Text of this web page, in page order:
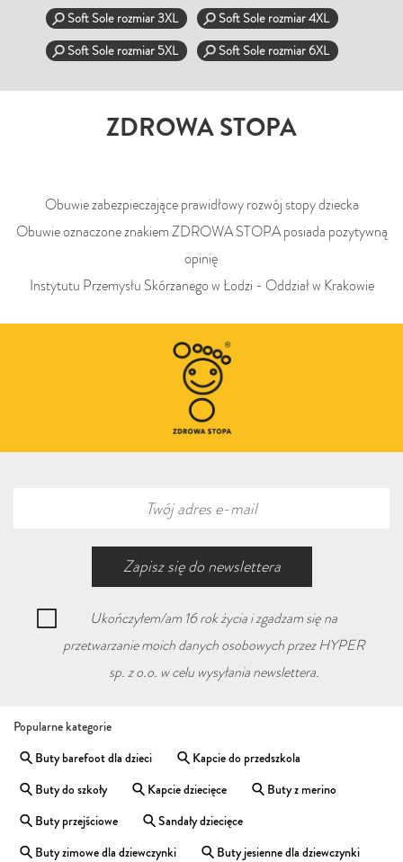
Soft Sole rozmiar 3XL
Soft Sole rozmiar 4XL
Soft Sole rozmiar 5XL
Soft Sole rozmiar 6XL
ZDROWA STOPA
Obuwie zabezpieczające prawidłowy rozwój stopy dziecka
Obuwie oznaczone znakiem ZDROWA STOPA posiada pozytywną
opinię
Instytutu Przemysłu Skórzanego w Łodzi - Oddział w Krakowie
Zapisz siędo newslettera
Ukończyłem/am 16 rok życia i zgadzam się na
przetwarzanie moich danych osobowych przez HYPER
sp. z o.o. w celu wysyłania newslettera.
Popularne kategorie
Buty barefoot dla dzieci
Kapcie do przedszkola
Buty do szkoły
Kapcie dziecięce
Buty z merino
Buty przejściowe
Sandały dziecięce
Buty zimowe dla dziewczynki
Buty jesienne dla dziewczynki